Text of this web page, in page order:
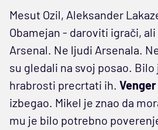
Mesut Ozil, Aleksander
Obamejan - daroviti igrači, ali
Arsenal. Ne ljudi Arsenala.
su gledali na svoj posao.
hrabrosti precrtati ih. Venger
izbegao. Mikel je znao da
mu je bilo potrebno